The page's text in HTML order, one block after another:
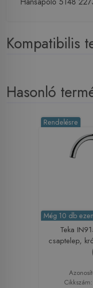
Kompatibilis
Hasonló
Rendelésre
Még 10 db
Teka
csaptelep,